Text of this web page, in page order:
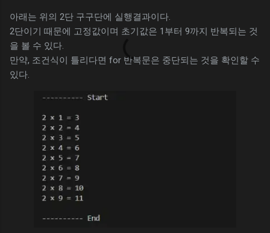
아래는 위의 2단 구구단에 실행결과이다.
2단이기 때문에 고정값이며 초기값은 1부터 9까지 반복되는 것
을 볼 수 있다.
만약, 조건식이 틀리다면 for 반복문은 중단되는 것을 확인할 수
있다.